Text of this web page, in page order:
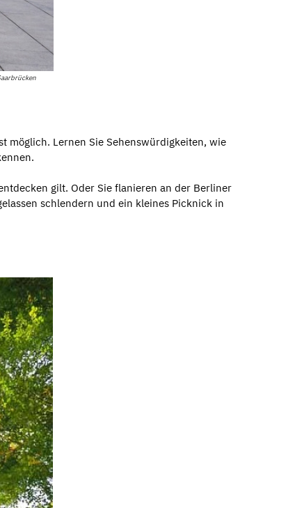
möglich. Lernen Sie Sehenswürdigkeiten, wie
gilt. Oder Sie flanieren an der Berliner
schlendern und ein kleines Picknick in